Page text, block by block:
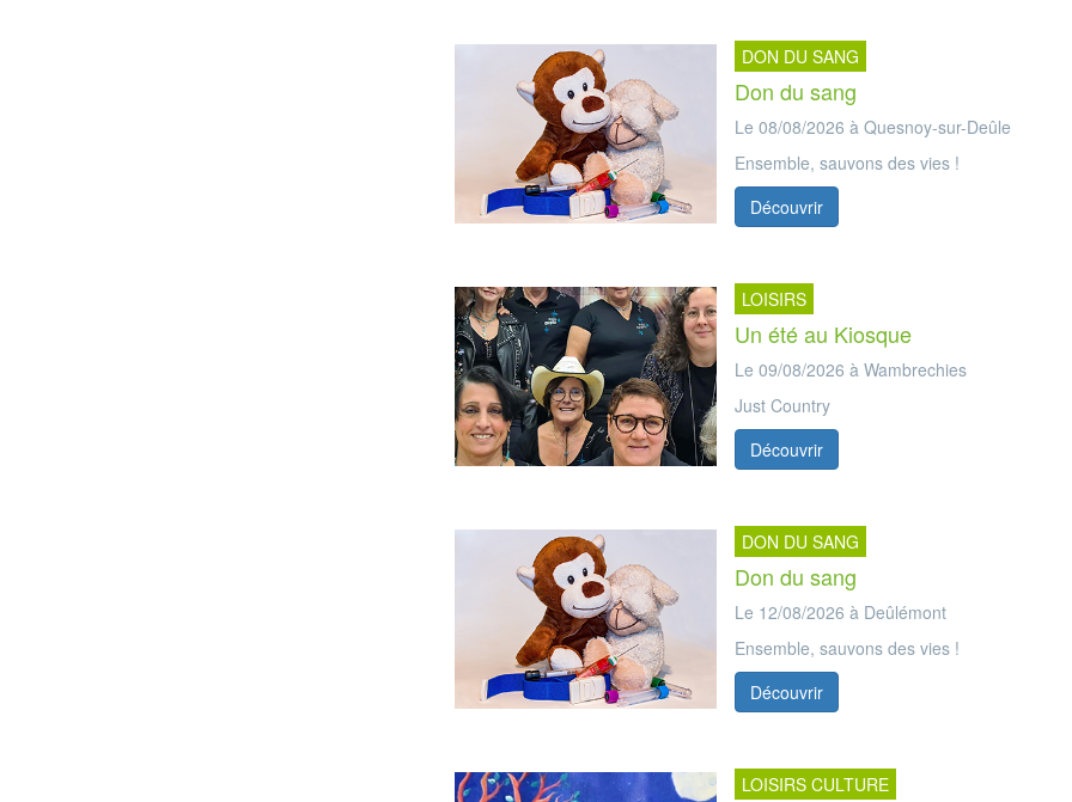
DON DU SANG
Don du sang
Le 08/08/2026 à Quesnoy-sur-Deûle
Ensemble, sauvons des vies !
Découvrir
LOISIRS
Un été au Kiosque
Le 09/08/2026 à Wambrechies
Just Country
Découvrir
DON DU SANG
Don du sang
Le 12/08/2026 à Deûlémont
Ensemble, sauvons des vies !
Découvrir
LOISIRS CULTURE